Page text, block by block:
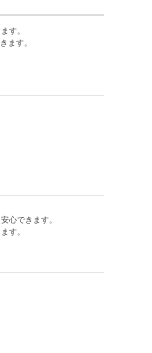
す。
ます。
心できます。
す。